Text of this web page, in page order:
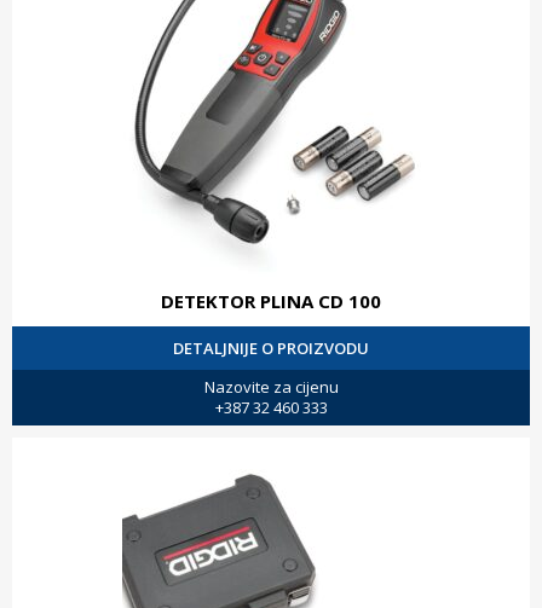
DETEKTOR PLINA CD 100
DETALJNIJE O PROIZVODU
Nazovite za cijenu
+387 32 460 333